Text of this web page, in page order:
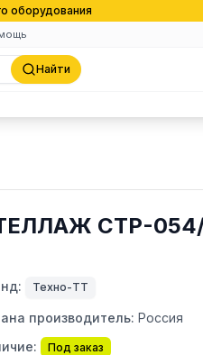
оборудования
Найти
СТР-
Техно-ТТ
производитель: Россия
Под заказ